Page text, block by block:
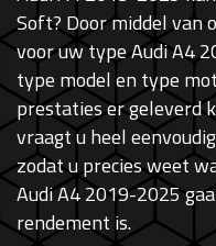
Soft? Door middel van
voor uw type Audi A4
type model en type
prestaties er geleverd
vraagt u heel
zodat u precies weet
Audi A4 2019-2025
rendement is.